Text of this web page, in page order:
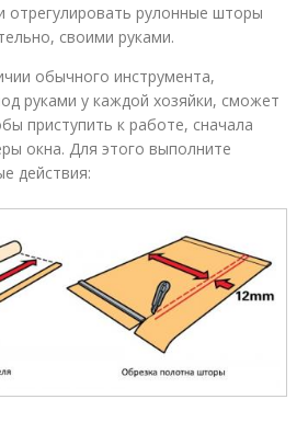
отрегулировать рулонные шторы
своими руками.
обычного инструмента,
руками у каждой хозяйки, сможет
приступить к работе, сначала
окна. Для этого выполните
действия: